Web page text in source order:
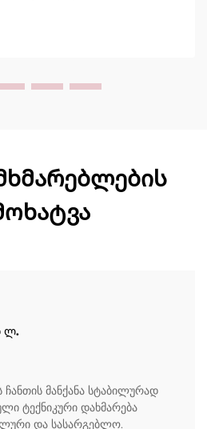
გამძლეობის,
შესვენების გამო.
ლ.
მანქანა სტაბილურად
ტექნიკური დახმარება
და სასარგებლო.